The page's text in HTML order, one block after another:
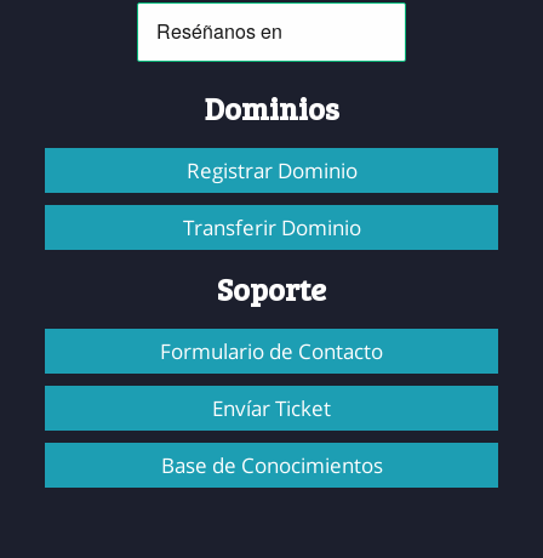
Dominios
Registrar Dominio
Transferir Dominio
Soporte
Formulario de Contacto
Envíar Ticket
Base de Conocimientos